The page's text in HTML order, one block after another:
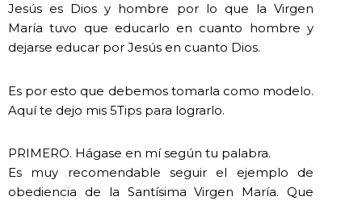
Jesús es Dios y hombre por lo que la Virgen
María tuvo que educarlo en cuanto hombre y
dejarse educar por Jesús en cuanto Dios.
Es por esto que debemos tomarla como modelo.
Aquí te dejo mis 5Tips para lograrlo.
PRIMERO. Hágase en mí según tu palabra.
Es muy recomendable seguir el ejemplo de
obediencia de la Santísima Virgen María. Que